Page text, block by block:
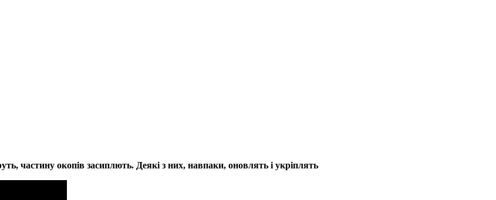
частину окопів засиплють. Деякі з них, навпаки, оновлять і укріплять